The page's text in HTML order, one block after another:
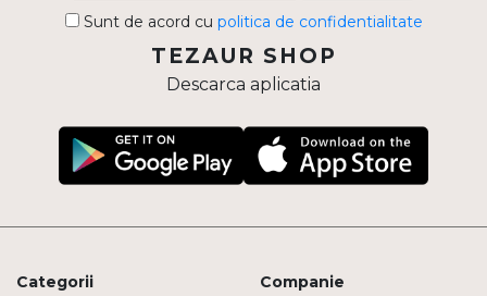
Sunt de acord cu politica de confidentialitate
TEZAUR SHOP
Descarca aplicatia
Categorii Companie